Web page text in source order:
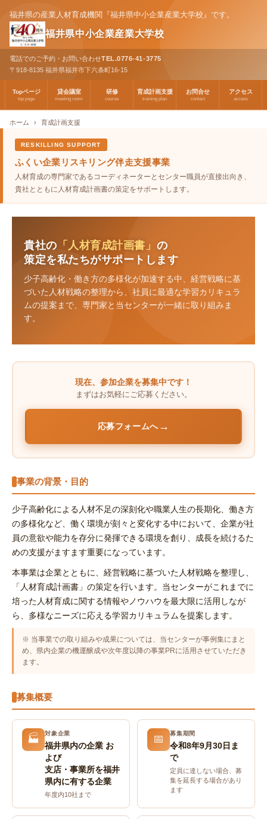
福井県の産業人材育成機関『福井県中小企業産業大学校』です。
福井県中小企業産業大学校
電話でのご予約・お問い合わせTEL.0776-41-3775
〒918-8135 福井県福井市下六条町16-15
Topページ
top page
貸会議室
meeting room
研修
course
育成計画支援
training plan
お問合せ
contact
アクセス
access
ホーム 育成計画支援
RESKILLING SUPPORT
ふくい企業リスキリング伴走支援事業
人材育成の専門家であるコーディネーターとセンター職員が直接出向き、
貴社とともに人材育成計画書の策定をサポートします。
貴社の 「人材育成計画書」 の
策定を私たちがサポートします
少子高齢化・働き方の多様化が加速する中、経営戦略に基
づいた人材戦略の整理から、社員に最適な学習カリキュラ
ムの提案まで、専門家と当センターが一緒に取り組みま
す。
現在、参加企業を募集中です！
まずはお気軽にご応募ください。
応募フォームへ→
事業の背景・目的
少子高齢化による人材不足の深刻化や職業人生の長期化、働き方
の多様化など、働く環境が刻々と変化する中において、企業が社
員の意欲や能力を存分に発揮できる環境を創り、成長を続けるた
めの支援がますます重要になっています。
本事業は企業とともに、経営戦略に基づいた人材戦略を整理し、
「人材育成計画書」の策定を行います。当センターがこれまでに
培った人材育成に関する情報やノウハウを最大限に活用しなが
ら、多様なニーズに応える学習カリキュラムを提案します。
※ 当事業での取り組みや成果については、当センターが事例集にまと
め、県内企業の機運醸成や次年度以降の事業PRに活用させていただき
ます。
募集概要
🏭 対象企業
福井県内の企業 お
よび
支店・事業所を福井
県内に有する企業
年度内10社まで
📅 募集期間
令和8年9月30日ま
で
定員に達しない場合、募
集を延長する場合があり
ます